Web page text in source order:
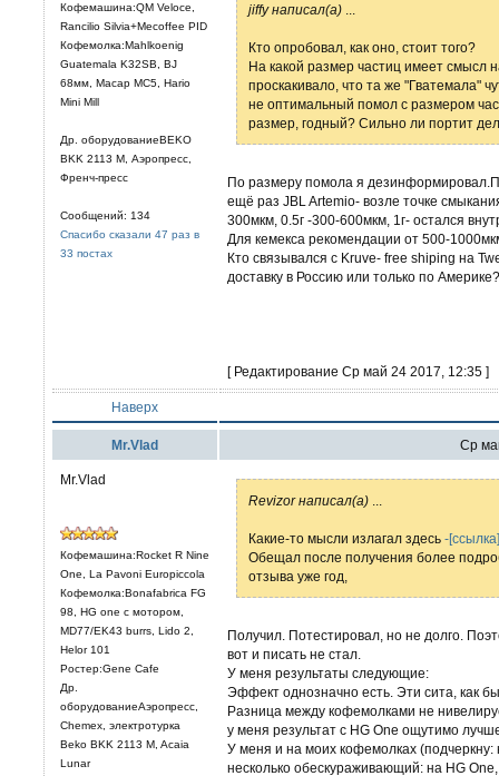
Кофемашина:QM Veloce,
Rancilio Silvia+Mecoffee PID
Кофемолка:Mahlkoenig
Guatemala K32SB, BJ
68мм, Macap MC5, Hario
Mini Mill
Др. оборудованиеBEKO
BKK 2113 М, Аэропресс,
Френч-пресс
Сообщений: 134
Спасибо сказали 47 раз в
33 постах
jiffy написал(а)
Кто опробовал, как оно, стоит того?
На какой размер частиц имеет смысл
проскакивало, что та же "Гватемала"
не оптимальный помол с размером
размер, годный? Сильно ли портит
По размеру помола я
ещё раз JBL Artemio- возле точке
300мкм, 0.5г -300-600мкм, 1г- остался
Для кемекса рекомендации от 500-
Кто связывался с Kruve- free shiping на
доставку в Россию или только по Америке?
[ Редактирование Ср май 24 2017, 12:35 ]
Наверх
Mr.Vlad Ср
Mr.Vlad
Кофемашина:Rocket R Nine
One, La Pavoni Europiccola
Кофемолка:Bonafabrica FG
98, HG one с мотором,
MD77/EK43 burrs, Lido 2,
Helor 101
Ростер:Gene Cafe
Др.
оборудованиеАэропресс,
Chemex, электротурка
Beko BKK 2113 M, Acaia
Lunar
Revizor написал(а)
Какие-то мысли излагал здесь -
Обещал после получения более
отзыва уже год,
Получил. Потестировал, но не долго.
вот и писать не стал.
У меня результаты следующие:
Эффект однозначно есть. Эти сита, как
Разница между кофемолками не
у меня результат с HG One ощутимо
У меня и на моих кофемолках
несколько обескураживающий: на HG